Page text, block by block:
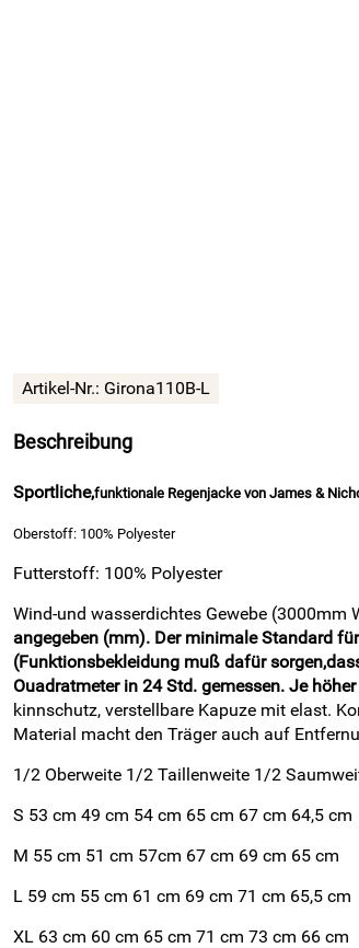
Artikel-Nr.: Girona110B-L
Beschreibung
Sportliche,funktionale Regenjacke von James &
Oberstoff: 100% Polyester
Futterstoff: 100% Polyester
Wind-und wasserdichtes Gewebe (3000mm
angegeben (mm). Der minimale Standard
(Funktionsbekleidung muß dafür
Ouadratmeter in 24 Std. gemessen. Je
kinnschutz, verstellbare Kapuze mit elast.
Material macht den Träger auch auf
1/2 Oberweite 1/2 Taillenweite 1/2
S 53 cm 49 cm 54 cm 65 cm 67 cm 64,5 cm
M 55 cm 51 cm 57cm 67 cm 69 cm 65 cm
L 59 cm 55 cm 61 cm 69 cm 71 cm 65,5 cm
XL 63 cm 60 cm 65 cm 71 cm 73 cm 66 cm